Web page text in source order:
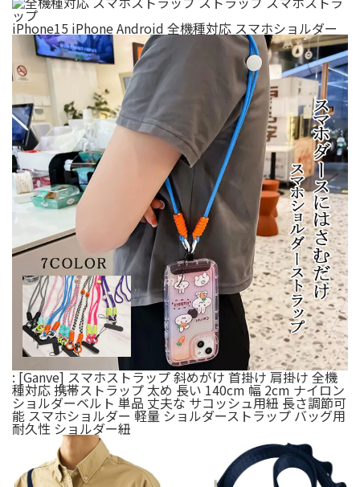
iPhone15 iPhone Android 全機種対応 スマホショルダー
: [Ganve] スマホストラップ 斜めがけ 首掛け 肩掛け 全機
種対応 携帯ストラップ 太め 長い 140cm 幅 2cm ナイロン
ショルダーベルト 単品 丈夫な サコッシュ用紐 長さ調節可
能 スマホショルダー 軽量 ショルダーストラップ バッグ用
耐久性 ショルダー紐